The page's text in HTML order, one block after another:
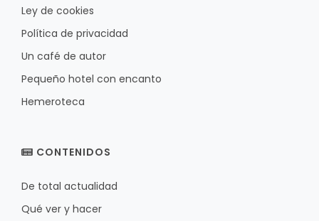
Ley de cookies
Política de privacidad
Un café de autor
Pequeño hotel con encanto
Hemeroteca
CONTENIDOS
De total actualidad
Qué ver y hacer